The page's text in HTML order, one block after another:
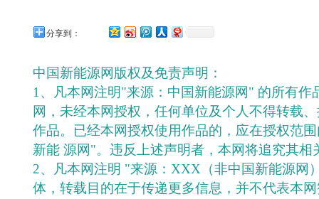
分享到：
中国新能源网版权及免责声明：
1、凡本网注明"来源：中国新能源网" 的所有作
网，未经本网授权，任何单位及个人不得转载
作品。已经本网授权使用作品的，应在授权范
新能 源网"。违反上述声明者，本网将追究其相
2、凡本网注明 "来源：XXX（非中国新能源网
体，转载目的在于传递更多信息，并不代表本